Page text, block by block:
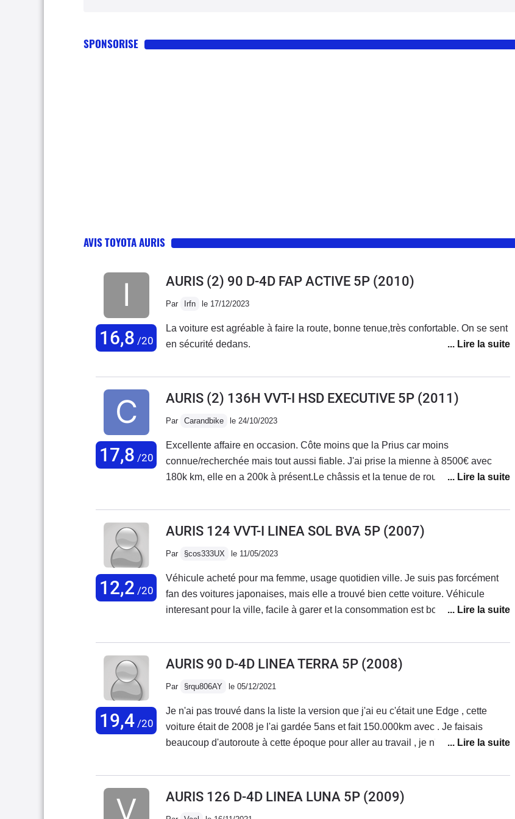
SPONSORISE
AVIS TOYOTA AURIS
16,8 /20
AURIS (2) 90 D-4D FAP ACTIVE 5P (2010)
Par Irfn le 17/12/2023
La voiture est agréable à faire la route, bonne tenue,très confortable. On se sent
en sécurité dedans.
17,8 /20
AURIS (2) 136H VVT-I HSD EXECUTIVE 5P (2011)
Par Carandbike le 24/10/2023
Excellente affaire en occasion. Côte moins que la Prius car moins
connue/recherchée mais tout aussi fiable. J'ai prise la mienne à 8500€ avec
180k km, elle en a 200k à présent.Le châssis et la tenue de route est même
5.5L mixte en SP98, avec mon kit éthanol biomotors je suis à 6.5L en mixte 7.5L
sur autoroute. Un coût d'utilisation imbattable si l'on prend en compte l'achat
12,2 /20
AURIS 124 VVT-I LINEA SOL BVA 5P (2007)
Par §cos333UX le 11/05/2023
Véhicule acheté pour ma femme, usage quotidien ville. Je suis pas forcément
fan des voitures japonaises, mais elle a trouvé bien cette voiture. Véhicule
interesant pour la ville, facile à garer et la consommation est bonne. Par contre,
beaucoup plastiques à l'intérieur, des bruits partout, mal fini en gros.
19,4/20
AURIS 90 D-4D LINEA TERRA 5P (2008)
Par §rqu806AY le 05/12/2021
Je n'ai pas trouvé dans la liste la version que j'ai eu c'était une Edge , cette
voiture était de 2008 je l'ai gardée 5ans et fait 150.000km avec . Je faisais
beaucoup d'autoroute à cette époque pour aller au travail , je n'ai jamais eu un
années . Dès sa sortie d'usine j'en voulais une pour son disign . J'avais toujours
roulé en Corolla 2.0 diesel me voilà au volant d'une Auris 1.4 D4D un vrai régal
une tenue de route au top , un changement de vitesse surélevé qui tombe dans
AURIS 126 D-4D LINEA LUNA 5P (2009)